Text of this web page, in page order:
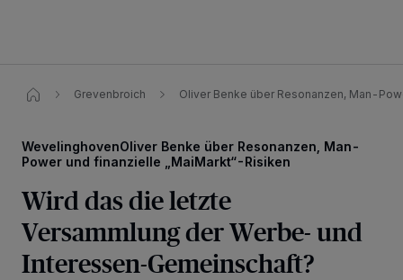
Grevenbroich Oliver Benke über Resonanzen, Man-
WevelinghovenOliver Benke über Resonanzen, Man-
Power und finanzielle „MaiMarkt“-Risiken
Wird das die letzte
Versammlung der Werbe- und
Interessen-Gemeinschaft?